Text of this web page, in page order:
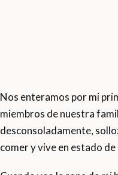
Nos enteramos por mi
miembros de nuestra
desconsoladamente,
comer y vive en estado de